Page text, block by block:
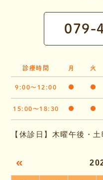
079-
診療時間 月 火
9:00～12:00 ● ●
15:00～18:30 ● ●
【休診日】木曜午後・
«